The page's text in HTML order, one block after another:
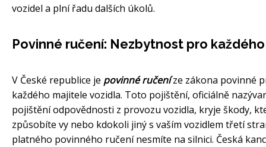
vozidel a plní řadu dalších úkolů.
Povinné ručení: Nezbytnost pro
V České republice je povinné ručeníze zákona povinné
každého majitele vozidla. Toto pojištění, oficiálně
pojištění odpovědnosti z provozu vozidla, kryje škody,
způsobíte vy nebo kdokoli jiný s vaším vozidlem třetí
platného povinného ručení nesmíte na silnici. Česká